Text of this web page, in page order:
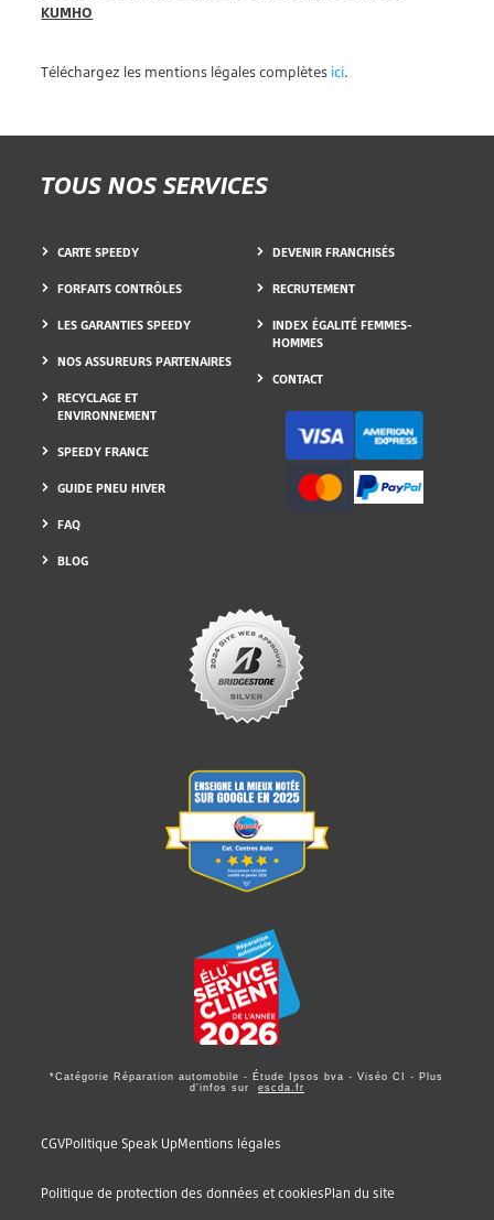
KUMHO
Téléchargez les mentions légales complètes ici.
TOUS NOS SERVICES
CARTE SPEEDY
FORFAITS CONTRÔLES
LES GARANTIES SPEEDY
NOS ASSUREURS PARTENAIRES
RECYCLAGE ET
ENVIRONNEMENT
SPEEDY FRANCE
GUIDE PNEU HIVER
FAQ
BLOG
DEVENIR FRANCHISÉS
RECRUTEMENT
INDEX ÉGALITÉ FEMMES-
HOMMES
CONTACT
*Catégorie Réparation automobile - Étude Ipsos bva - Viséo CI - Plus
d'infos sur escda.fr
CGVPolitique Speak UpMentions légales
Politique de protection des données et cookiesPlan du site